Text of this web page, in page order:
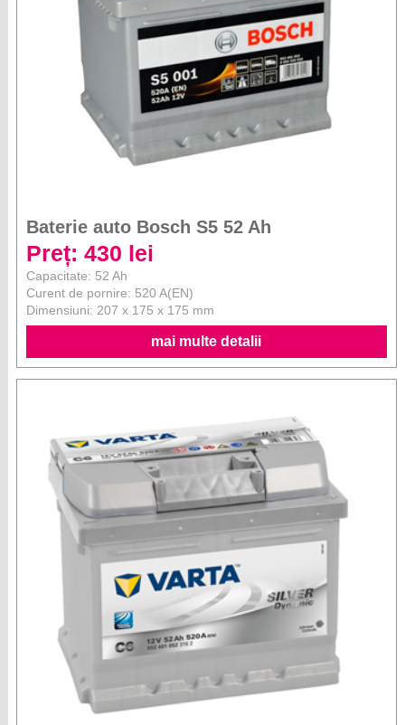
Baterie auto Bosch S5 52 Ah
Preț: 430 lei
Capacitate: 52 Ah
Curent de pornire: 520 A(EN)
Dimensiuni: 207 x 175 x 175 mm
mai multe detalii